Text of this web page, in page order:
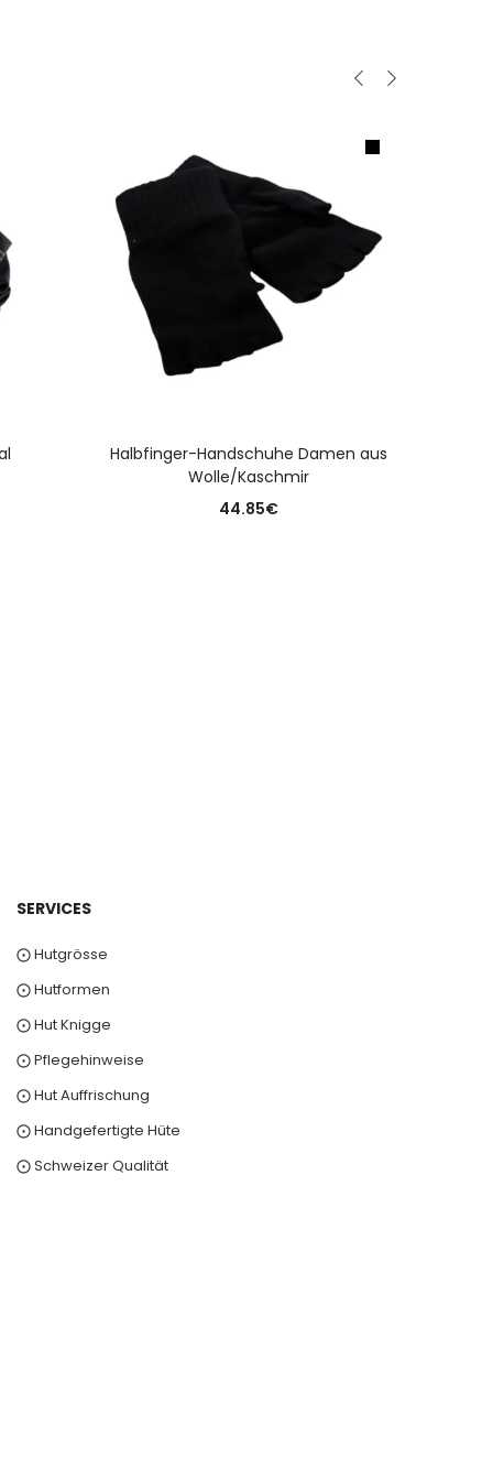
Halbfinger-Handschuhe Damen aus
Wolle/Kaschmir
44.85€
SERVICES
⨀ Hutgrösse
⨀ Hutformen
⨀ Hut Knigge
⨀ Pflegehinweise
⨀ Hut Auffrischung
⨀ Handgefertigte Hüte
⨀ Schweizer Qualität